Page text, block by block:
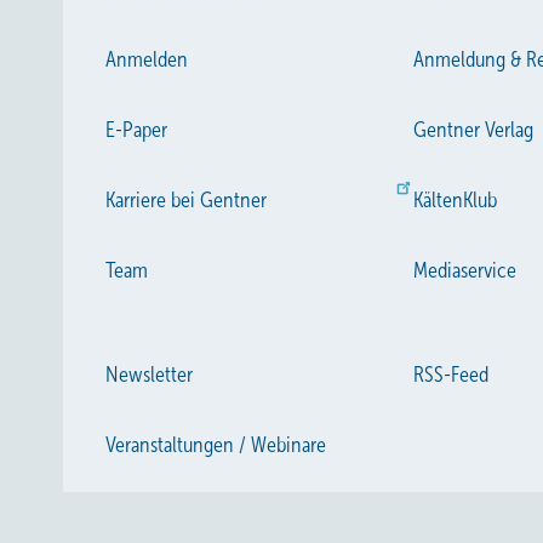
Anmelden Anmeldung &
E-Paper Gentner Verlag
Karriere bei Gentner KältenKlub
Team Mediaservice
Newsletter RSS-Feed
Veranstaltungen / Webinare